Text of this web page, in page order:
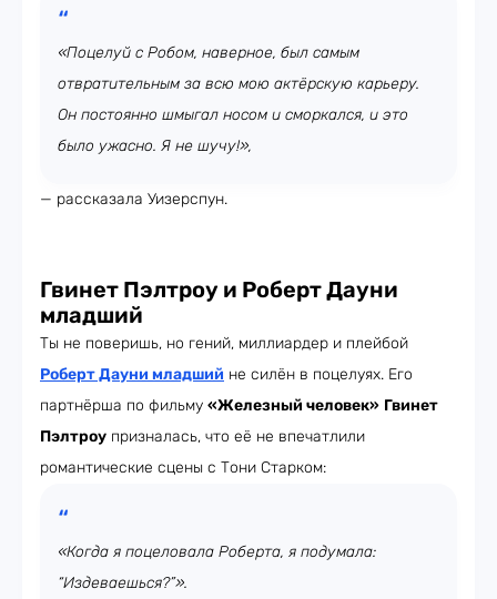
«Поцелуй с Робом, наверное, был самым
отвратительным за всю мою актёрскую карьеру.
Он постоянно шмыгал носом и сморкался, и это
было ужасно. Я не шучу!»,
— рассказала Уизерспун.
Гвинет Пэлтроу и Роберт Дауни
младший
Ты не поверишь, но гений, миллиардер и плейбой
Роберт Дауни младший не силён в поцелуях. Его
партнёрша по фильму «Железный человек» Гвинет
Пэлтроу призналась, что её не впечатлили
романтические сцены с Тони Старком:
«Когда я поцеловала Роберта, я подумала:
“Издеваешься?”».